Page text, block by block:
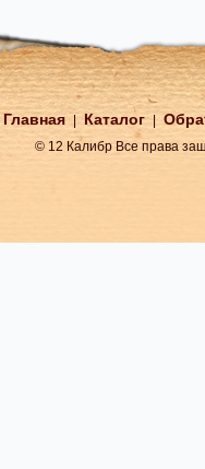
Главная Каталог
© 12 Калибр Все права